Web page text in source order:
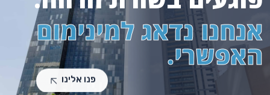
פנו אלינו
אנחנו נדאג למינימום
האפשרי.